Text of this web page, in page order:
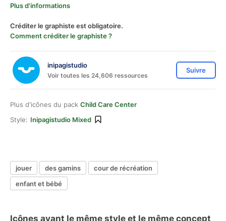
Plus d'informations
Créditer le graphiste est obligatoire.
Comment créditer le graphiste ?
inipagistudio
Voir toutes les 24,606 ressources
Suivre
Plus d'icônes du pack Child Care Center
Style: Inipagistudio Mixed
jouer des gamins
cour de récréation
enfant et bébé
Icônes ayant le même style et le même concept